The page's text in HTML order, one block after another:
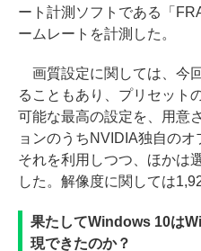
ート計測ソフトである「
ームレートを計測した。
画質設定に関しては、今
ることもあり、プリセット
可能な最高の設定を、用意
ョンのうちNVIDIA独自の
それを利用しつつ、ほかは
した。解像度に関しては
果たしてWindows 10は
現できたのか？